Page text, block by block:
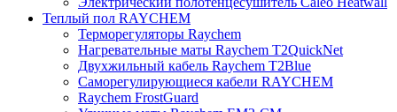
Теплый пол RAYCHEM
Терморегуляторы Raychem
Нагревательные маты Raychem T2QuickNet
Двухжильный кабель Raychem T2Blue
Саморегулирующиеся кабели RAYCHEM
Raychem FrostGuard